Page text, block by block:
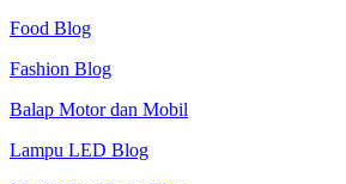
Food Blog
Fashion Blog
Balap Motor dan Mobil
Lampu LED Blog